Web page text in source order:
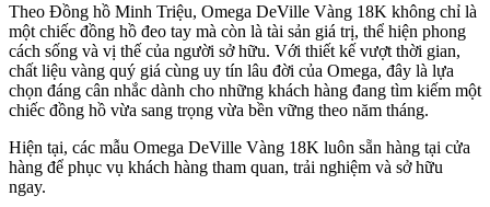
Theo Đồng hồ Minh Triệu, Omega DeVille Vàng 18K không chỉ là
một chiếc đồng hồ đeo tay mà còn là tài sản giá trị, thể hiện phong
cách sống và vị thế của người sở hữu. Với thiết kế vượt thời gian,
chất liệu vàng quý giá cùng uy tín lâu đời của Omega, đây là lựa
chọn đáng cân nhắc dành cho những khách hàng đang tìm kiếm một
chiếc đồng hồ vừa sang trọng vừa bền vững theo năm tháng.
Hiện tại, các mẫu Omega DeVille Vàng 18K luôn sẵn hàng tại cửa
hàng để phục vụ khách hàng tham quan, trải nghiệm và sở hữu
ngay.